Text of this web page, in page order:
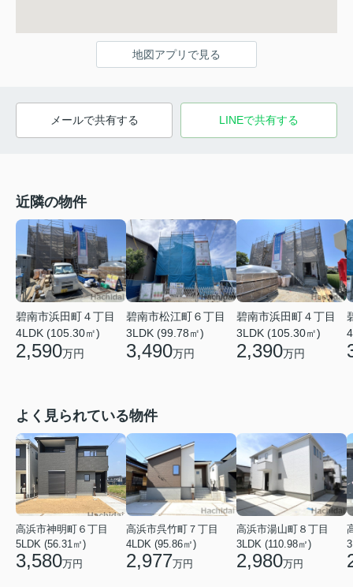
地図アプリで見る
メールで共有する LINEで共有する
近隣の物件
碧南市浜田町４丁目
4LDK (105.30㎡)
2,590万円
碧南市松江町６丁目
3LDK (99.78㎡)
3,490万円
碧南市浜田町４丁目
3LDK (105.30㎡)
2,390万円
よく見られている物件
高浜市神明町６丁目
5LDK (56.31㎡)
3,580万円
高浜市呉竹町７丁目
4LDK (95.86㎡)
2,977万円
高浜市湯山町８丁目
3LDK (110.98㎡)
2,980万円